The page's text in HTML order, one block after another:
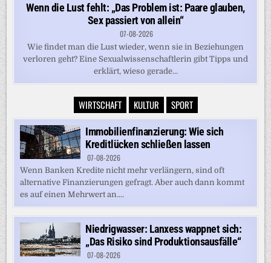
Wenn die Lust fehlt: „Das Problem ist: Paare glauben,
Sex passiert von allein“
07-08-2026
Wie findet man die Lust wieder, wenn sie in Beziehungen
verloren geht? Eine Sexualwissenschaftlerin gibt Tipps und
erklärt, wieso gerade...
WIRTSCHAFT KULTUR SPORT
Immobilienfinanzierung: Wie sich
Kreditlücken schließen lassen
07-08-2026
Wenn Banken Kredite nicht mehr verlängern, sind oft
alternative Finanzierungen gefragt. Aber auch dann kommt
es auf einen Mehrwert an....
Niedrigwasser: Lanxess wappnet sich:
„Das Risiko sind Produktionsausfälle“
07-08-2026